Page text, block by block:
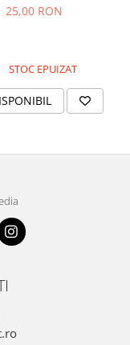
25,00 RON
STOC EPUIZAT